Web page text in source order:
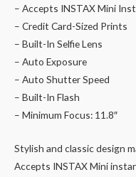
– Accepts INSTAX Mini
– Credit Card-Sized Prints
– Built-In Selfie Lens
– Auto Exposure
– Auto Shutter Speed
– Built-In Flash
– Minimum Focus: 11.8″
Stylish and classic design
Accepts INSTAX Mini